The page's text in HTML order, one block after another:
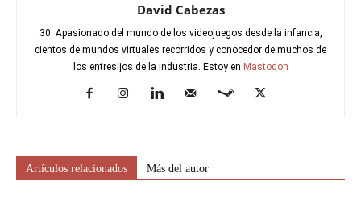
David Cabezas
30. Apasionado del mundo de los videojuegos desde la infancia,
cientos de mundos virtuales recorridos y conocedor de muchos de
los entresijos de la industria. Estoy en Mastodon
Artículos relacionados Más del autor